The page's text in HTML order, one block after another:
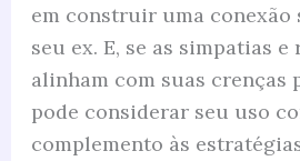
em construir uma conexão
seu ex. E, se as simpatias
alinham com suas crenças
pode considerar seu uso
complemento às